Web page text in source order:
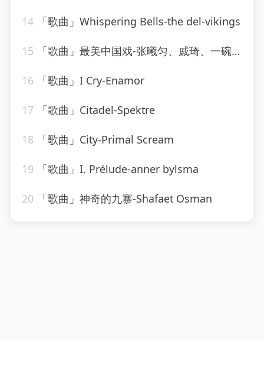
14 「歌曲」Whispering Bells-the del-vikings
15 「歌曲」最美中国戏-张曦匀、戚琦、一碗麟犀
16 「歌曲」I Cry-Enamor
17 「歌曲」Citadel-Spektre
18 「歌曲」City-Primal Scream
19 「歌曲」I. Prélude-anner bylsma
20 「歌曲」神奇的九寨-Shafaet Osman